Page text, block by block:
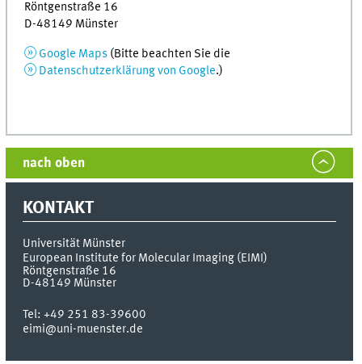
Röntgenstraße 16
D-48149 Münster
Google Maps (Bitte beachten Sie die
Datenschutzerklärung von Google.)
nach oben
KONTAKT
Universität Münster
European Institute for Molecular Imaging (EIMI)
Röntgenstraße 16
D-48149 Münster
Tel:+49 251 83-39600
eimi@uni-muenster.de